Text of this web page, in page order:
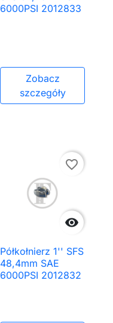
6000PSI 2012833
Zobacz
szczegóły

favorite_border
Półkołnierz 1'' SFS
48,4mm SAE
6000PSI 2012832